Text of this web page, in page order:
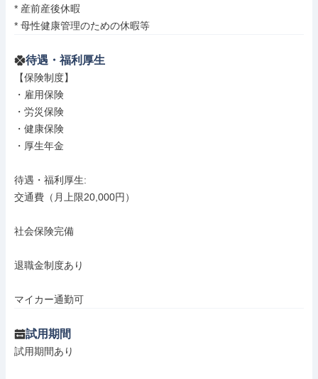
* 産前産後休暇
* 母性健康管理のための休暇等
待遇・福利厚生
【保険制度】
・雇用保険
・労災保険
・健康保険
・厚生年金
待遇・福利厚生:
交通費（月上限20,000円）
社会保険完備
退職金制度あり
マイカー通勤可
試用期間
試用期間あり